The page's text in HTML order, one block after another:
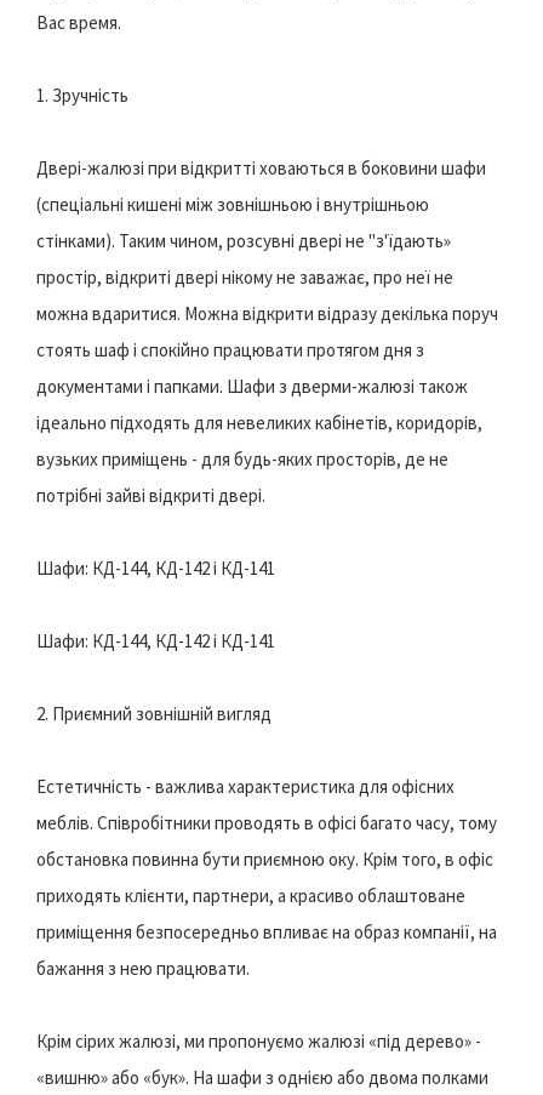
Вас время.
1. Зручність
Двері-жалюзі при відкритті ховаються в боковини шафи
(спеціальні кишені між зовнішньою і внутрішньою
стінками). Таким чином, розсувні двері не "з'їдають»
простір, відкриті двері нікому не заважає, про неї не
можна вдаритися. Можна відкрити відразу декілька поруч
стоять шаф і спокійно працювати протягом дня з
документами і папками. Шафи з дверми-жалюзі також
ідеально підходять для невеликих кабінетів, коридорів,
вузьких приміщень - для будь-яких просторів, де не
потрібні зайві відкриті двері.
Шафи: КД-144, КД-142 і КД-141
Шафи: КД-144, КД-142 і КД-141
2. Приємний зовнішній вигляд
Естетичність - важлива характеристика для офісних
меблів. Співробітники проводять в офісі багато часу, тому
обстановка повинна бути приємною оку. Крім того, в офіс
приходять клієнти, партнери, а красиво облаштоване
приміщення безпосередньо впливає на образ компанії, на
бажання з нею працювати.
Крім сірих жалюзі, ми пропонуємо жалюзі «під дерево» -
«вишню» або «бук». На шафи з однією або двома полками